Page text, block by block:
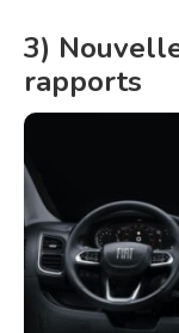
3)
rapports